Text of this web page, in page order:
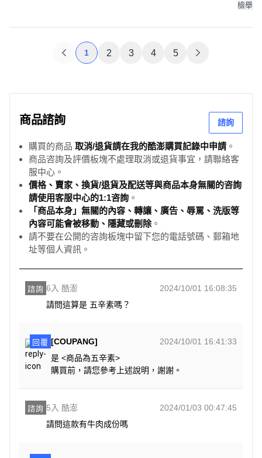
檢舉
1 2 3 4 5
商品諮詢 諮詢
購買的商品 取消/退貨請在我的酷澎購買記錄中申請 。
商品咨詢及評價板塊不處理取消或退貨事宜，請聯絡客
服中心。
價格、賣家、換貨/退貨及配送等與商品本身無關的咨詢
請使用客服中心的1:1咨詢 。
「商品本身」無關的內容、轉讓、廣告、辱罵、洗版等
內容可能會被移動、隱藏或刪除。
請不要在公開的咨詢板塊中留下您的電話號碼、郵箱地
址等個人資訊。
諮詢 6入 酷澎
2024/10/01 16:08:35
請問這算是 五辛素嗎？
回覆 [COUPANG]
2024/10/01 16:41:33
是 <商品為五辛素>
購買前，請您參考上述說明，謝謝。
諮詢 5入 酷澎
2024/01/03 00:47:45
請問這款有牛肉成份嗎